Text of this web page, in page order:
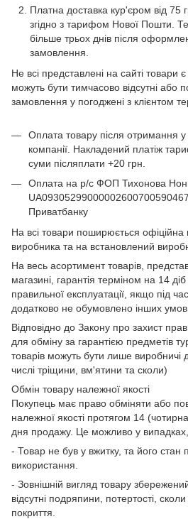
Платна доставка кур'єром від 75
згідно з тарифом Нової Пошти.
більше трьох днів після
замовлення.
Не всі представлені на сайті товари
можуть бути тимчасово відсутні або
замовлення у погоджені з клієнтом
Оплата товару після отримання у
компанії. Накладений платіж
суми післяплати +20 грн.
Оплата на р/с ФОП Тихонова
Приватбанку
На всі товари поширюється офіційна
виробника та на встановлений
На весь асортимент товарів,
магазині, гарантія терміном на 14
правильної експлуатації, якщо під
додатково не обумовлено інших умов.
Відповідно до Закону про захист
для обміну за гарантією предметів
товарів можуть бути лише виробничі
числі тріщини, вм'ятини та сколи)
Обмін товару належної якості
Покупець має право обміняти або
належної якості протягом 14
дня продажу. Це можливо у
- Товар не був у вжитку, та його стан
використання.
- Зовнішній вигляд товару
відсутні подряпини, потертості,
покриття.